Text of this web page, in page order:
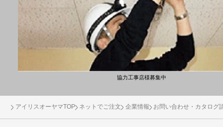
協力工事店様募集中
アイリスオーヤマTOP ネットでご注文 企業情報 お問い合わせ・カタログ